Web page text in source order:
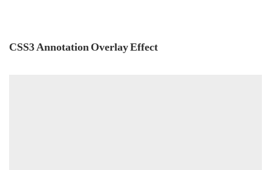
CSS3 Annotation Overlay Effect